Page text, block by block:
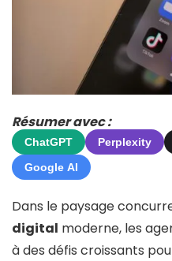
Résumer avec :
ChatGPT Perplexity
Google AI
Dans le paysage
digital moderne, les
à des défis croissants